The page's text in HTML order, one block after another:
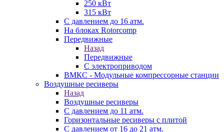
250 кВт
315 кВт
С давлением до 16 атм.
На блоках Rotorcomp
Передвижные
Назад
Передвижные
С электроприводом
ВМКС - Модульные компрессорные станции
Воздушные ресиверы
Назад
Воздушные ресиверы
С давлением до 11 атм.
Горизонтальные ресиверы с плитой
С давлением от 16 до 21 атм.